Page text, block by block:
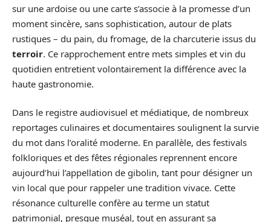
sur une ardoise ou une carte s’associe à la promesse d’un
moment sincère, sans sophistication, autour de plats
rustiques – du pain, du fromage, de la charcuterie issus du
terroir. Ce rapprochement entre mets simples et vin du
quotidien entretient volontairement la différence avec la
haute gastronomie.
Dans le registre audiovisuel et médiatique, de nombreux
reportages culinaires et documentaires soulignent la survie
du mot dans l’oralité moderne. En parallèle, des festivals
folkloriques et des fêtes régionales reprennent encore
aujourd’hui l’appellation de gibolin, tant pour désigner un
vin local que pour rappeler une tradition vivace. Cette
résonance culturelle confère au terme un statut
patrimonial, presque muséal, tout en assurant sa